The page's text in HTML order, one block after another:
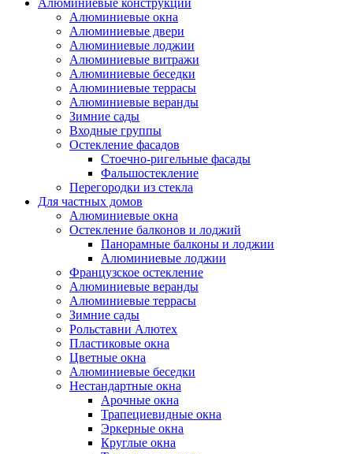
Алюминиевые конструкции
Алюминиевые окна
Алюминиевые двери
Алюминиевые лоджии
Алюминиевые витражи
Алюминиевые беседки
Алюминиевые террасы
Алюминиевые веранды
Зимние сады
Входные группы
Остекление фасадов
Стоечно-ригельные фасады
Фальшостекление
Перегородки из стекла
Для частных домов
Алюминиевые окна
Остекление балконов и лоджий
Панорамные балконы и лоджии
Алюминиевые лоджии
Французское остекление
Алюминиевые веранды
Алюминиевые террасы
Зимние сады
Рольставни Алютех
Пластиковые окна
Цветные окна
Алюминиевые беседки
Нестандартные окна
Арочные окна
Трапециевидные окна
Эркерные окна
Круглые окна